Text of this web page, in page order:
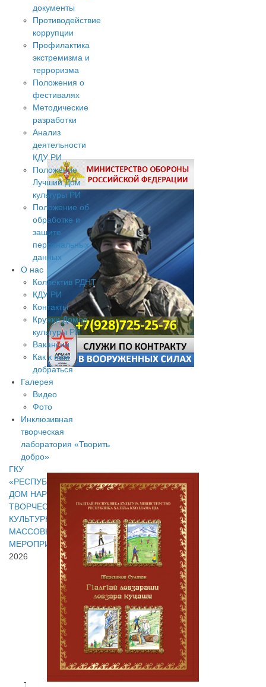
документы
Противодействие
коррупции
Профилактика
экстремизма и
терроризма
Положения о
фестивалях
Методические
разработки
Анализ
деятельности
КДУ РИ
Положение
Лучший Дом
культуры РИ
Положение об
обработке и
защите
персональных
данных
О нас
Коллектив РДНТ
КДУ РИ
Контакты
Кружки Домов
культуры РИ
Вакансии
Как к нам
добраться
Галерея
Видео
Фото
Инклюзивная
творческая
лаборатория «Творить
добро»
ГКУ
«РЕСПУБЛИКАНСКИЙ
ДОМ НАРОДНОГО
ТВОРЧЕСТВА И
КУЛЬТУРНО-
МАССОВЫХ
МЕРОПРИЯТИЙ»
©
2026